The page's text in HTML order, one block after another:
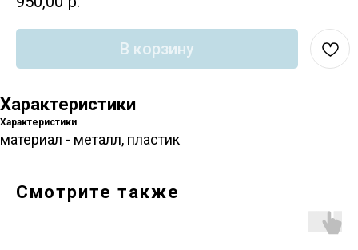
В корзину
Характеристики
Характеристики
материал - металл, пластик
Смотрите также